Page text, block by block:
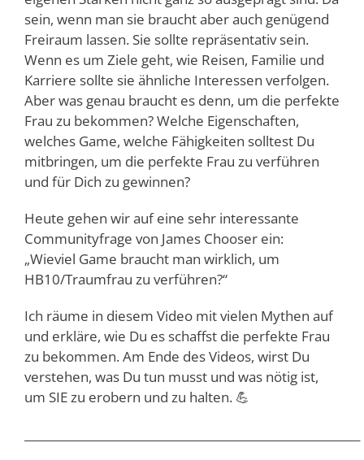
sein, wenn man sie braucht aber auch genügend
Freiraum lassen. Sie sollte repräsentativ sein.
Wenn es um Ziele geht, wie Reisen, Familie und
Karriere sollte sie ähnliche Interessen verfolgen.
Aber was genau braucht es denn, um die perfekte
Frau zu bekommen? Welche Eigenschaften,
welches Game, welche Fähigkeiten solltest Du
mitbringen, um die perfekte Frau zu verführen
und für Dich zu gewinnen?
Heute gehen wir auf eine sehr interessante
Communityfrage von James Chooser ein:
„Wieviel Game braucht man wirklich, um
HB10/Traumfrau zu verführen?“
Ich räume in diesem Video mit vielen Mythen auf
und erkläre, wie Du es schaffst die perfekte Frau
zu bekommen. Am Ende des Videos, wirst Du
verstehen, was Du tun musst und was nötig ist,
um SIE zu erobern und zu halten. 💪